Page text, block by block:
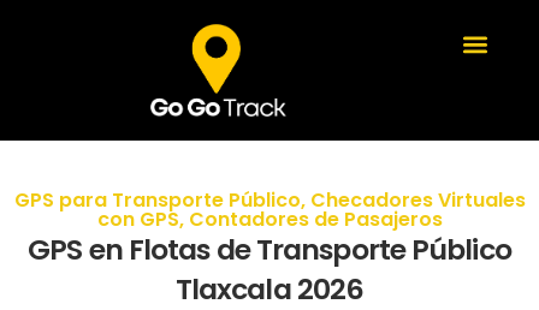
GPS para Transporte Público, Checadores Virtuales
con GPS, Contadores de Pasajeros
GPS en Flotas de Transporte Público
Tlaxcala 2026